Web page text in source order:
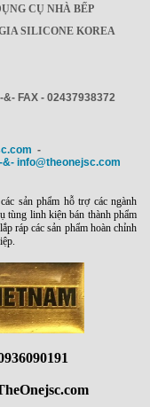
CỤ NHÀ BẾP
SILICONE KOREA
FAX - 02437938372
-
info@theonejsc.com
sản phẩm hỗ trợ các ngành
tùng linh kiện bán thành phẩm
ráp các sản phẩm hoàn chỉnh